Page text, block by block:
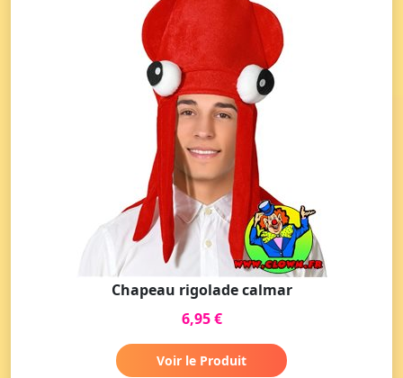
Chapeau rigolade calmar
6,95 €
Voir le Produit